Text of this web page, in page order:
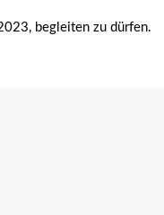
begleiten zu dürfen.